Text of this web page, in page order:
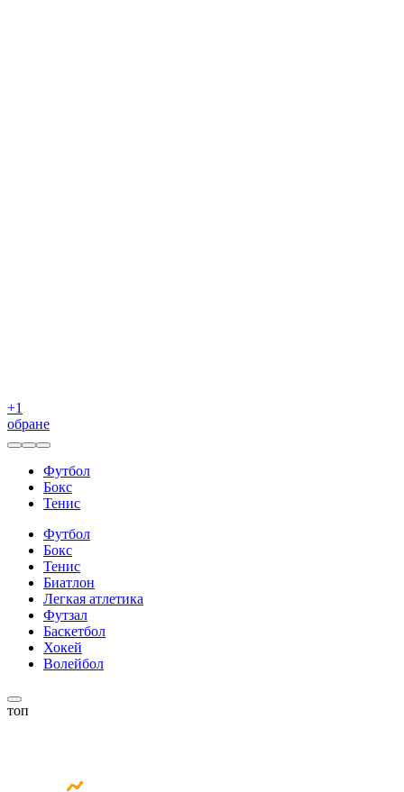
+1
обране
Футбол
Бокс
Тенис
Футбол
Бокс
Тенис
Биатлон
Легкая атлетика
Футзал
Баскетбол
Хокей
Волейбол
топ